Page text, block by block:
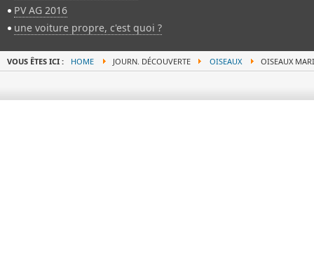
PV AG 2016
une voiture propre, c'est quoi ?
VOUS ÊTES ICI : HOME JOURN. DÉCOUVERTE OISEAUX OISEAUX